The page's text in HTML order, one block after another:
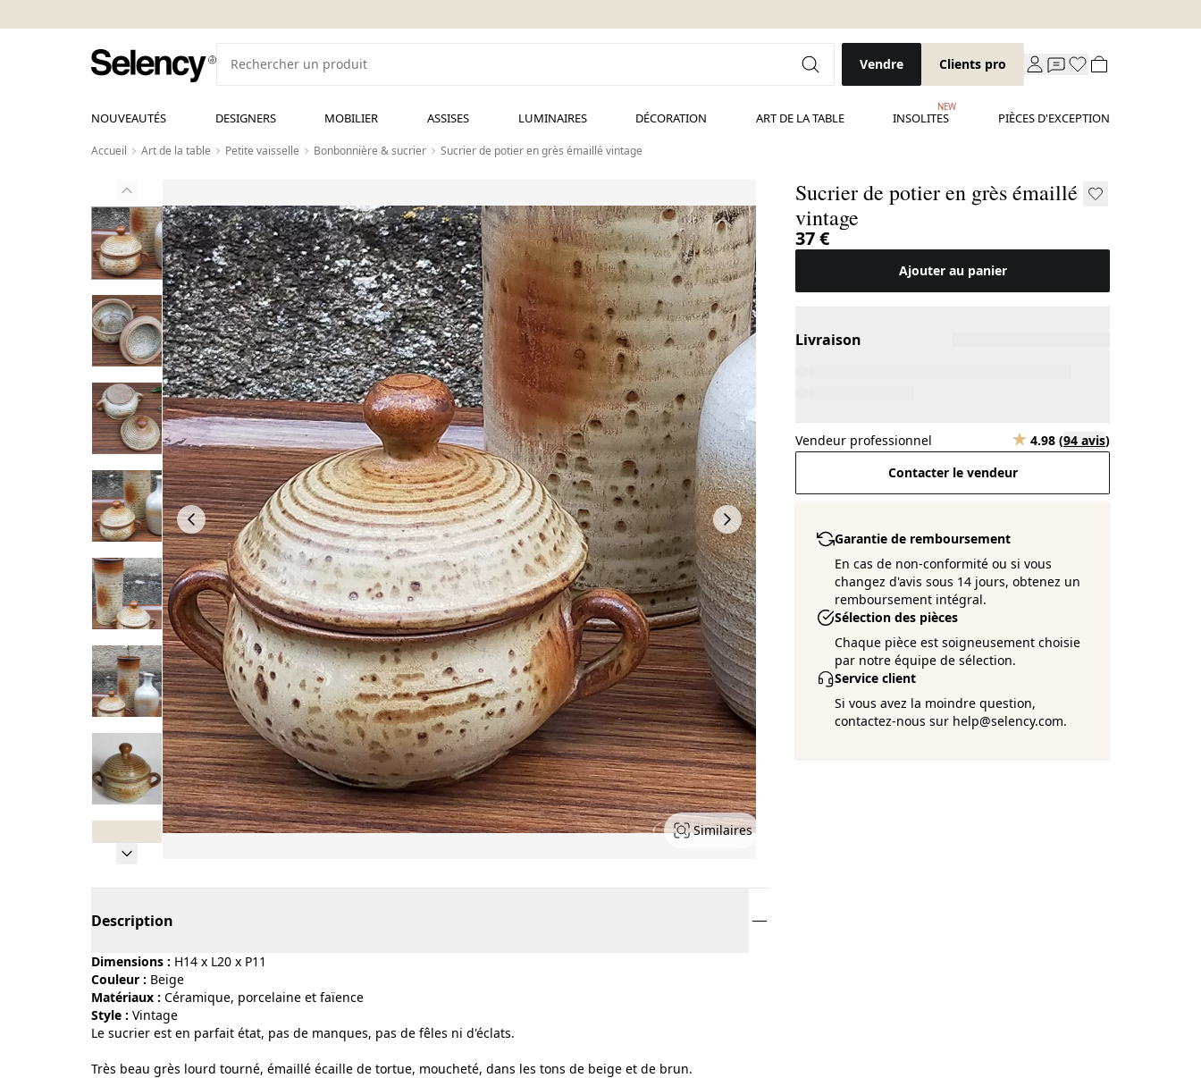
Vendre Clients pro
NOUVEAUTÉS DESIGNERS MOBILIER ASSISES LUMINAIRES DÉCORATION ART DE LA TABLE INSOLITES
NEW
PIÈCES D'EXCEPTION
Accueil Art de la table Petite vaisselle Bonbonnière & sucrier Sucrier de potier en grès émaillé vintage
Similaires
Sucrier de potier en grès émaillé
vintage
37 €
Ajouter au panier
Livraison
Vendeur professionnel 4.98 (94 avis)
Contacter le vendeur
Garantie de remboursement
En cas de non-conformité ou si vous
changez d'avis sous 14 jours, obtenez un
remboursement intégral.
Sélection des pièces
Chaque pièce est soigneusement choisie
par notre équipe de sélection.
Service client
Si vous avez la moindre question,
contactez-nous sur help@selency.com.
Description
Dimensions : H14 x L20 x P11
Couleur :
beige
Matériaux :
céramique, porcelaine et faïence
Style :
vintage
Le sucrier est en parfait état, pas de manques, pas de fêles ni d'éclats.
Très beau grès lourd tourné, émaillé écaille de tortue, moucheté, dans les tons de beige et de brun.